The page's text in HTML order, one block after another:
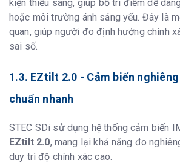
quản
Chứng nhận
IP68 water and dust
100% non-
kiện thiếu sáng, giúp bố trí điểm dễ
hoặc môi trường ánh sáng yếu. Đây là
quan, giúp người đo định hướng chính
sai số.
1.3. EZtilt 2.0 - Cảm biến
chuẩn nhanh
STEC SDi sử dụng hệ thống cảm biến
EZtilt 2.0, mang lại khả năng đo
duy trì độ chính xác cao.